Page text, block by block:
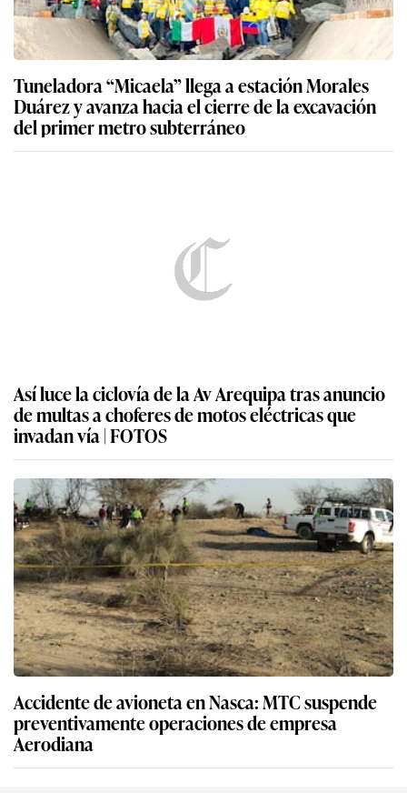
Tuneladora “Micaela” llega a estación Morales
Duárez y avanza hacia el cierre de la excavación
del primer metro subterráneo
Así luce la ciclovía de la Av Arequipa tras anuncio
de multas a choferes de motos eléctricas que
invadan vía | FOTOS
Accidente de avioneta en Nasca: MTC suspende
preventivamente operaciones de empresa
Aerodiana